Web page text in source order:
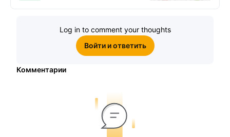
Log in to comment your thoughts
Войти и ответить
Комментарии